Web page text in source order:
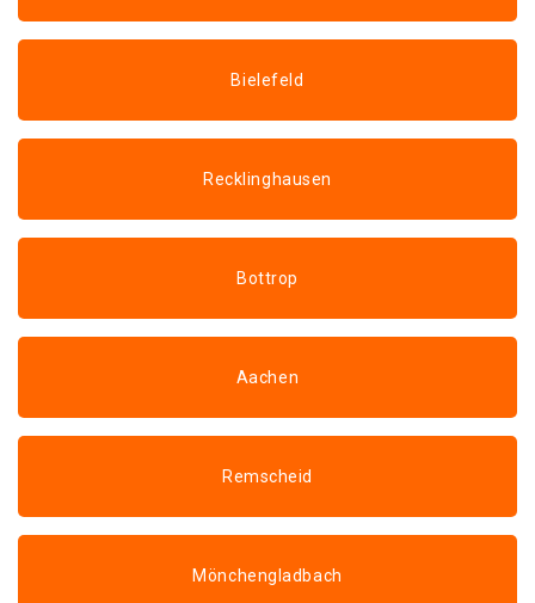
Bielefeld
Recklinghausen
Bottrop
Aachen
Remscheid
Mönchengladbach